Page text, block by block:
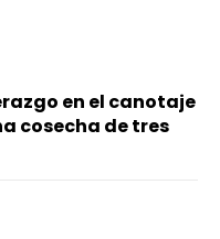
en el canotaje
cosecha de tres